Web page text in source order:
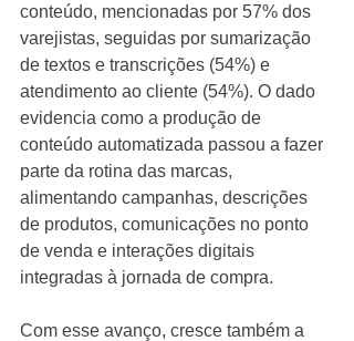
conteúdo, mencionadas por 57% dos
varejistas, seguidas por sumarização
de textos e transcrições (54%) e
atendimento ao cliente (54%). O dado
evidencia como a produção de
conteúdo automatizada passou a fazer
parte da rotina das marcas,
alimentando campanhas, descrições
de produtos, comunicações no ponto
de venda e interações digitais
integradas à jornada de compra.
Com esse avanço, cresce também a